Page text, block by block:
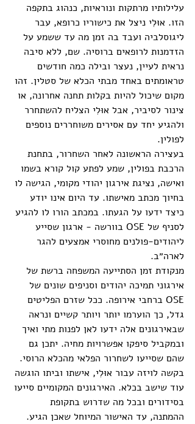
עלילותיו מרתקות ונוראיות, כנהוג בתקפה
הזו. אוּלִי ניצל את כישוריו כרופא, עבר
ליגוסלביה ועבד בה זמן מה עד ששמע על
הזדמנות לרופאים ברוסיה. שם, ללא סיבה
נראית לעיין, נעצר ובילה כמה חודשים
טראומתים באחד מבתי הכלא של סטלין. זהו
מקום שיכול להיות בקלות תחנה אחרונה, או
צינור לסיביר, אבל אוּלִי הצליח להשתחרר
ולהגיע יחד עם אסירים משוחררים נוספים
לפולין.
בעצירה הראשונה לאחר השחרור, בתחנת
הרכבת בפולין, שמע לפתע קול קורא בשמו
ואישה, נציגת אירגון יהודי מקומי, הגישה לו
בחיוך מכתב מאישתו. עד היום אינו יודע
כיצד ידעו על הגעתו. במכתב הורו לו להגיע
לסניף של OSE בוורשה - ארגון שסייע
ליהודים-פולנים מחוסרי אמצעים להגר
לארה״ב.
מנקודת זמן הסתייעה המשפחה ברשת של
אירגוני תמיכה יהודים וסניפים שונים של
OSE ברחבי אירופה. ככל שזרם הפליטים
גדל, כך הוערמו יותר ויותר קשיים ונראה
שבאירגונים אלה ידעו לאן לפנות מתי ואיך
ובמקביל סיפקו אפשרויות מחיה. יתכן גם
שהם שסייעו לשחרור הפלאי מהכלא הרוסי.
בקשה לויזה עבור אוּלִי, אישתו וביתו הוגשה
עוד שישב בכלא. האירגונים המקומיים סייעו
בסידורים ובכל מה שדרוש בתקופת
ההמתנה, עד האישור המיוחל שאכן הגיע.